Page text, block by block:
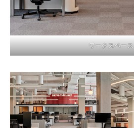
ワークスペース